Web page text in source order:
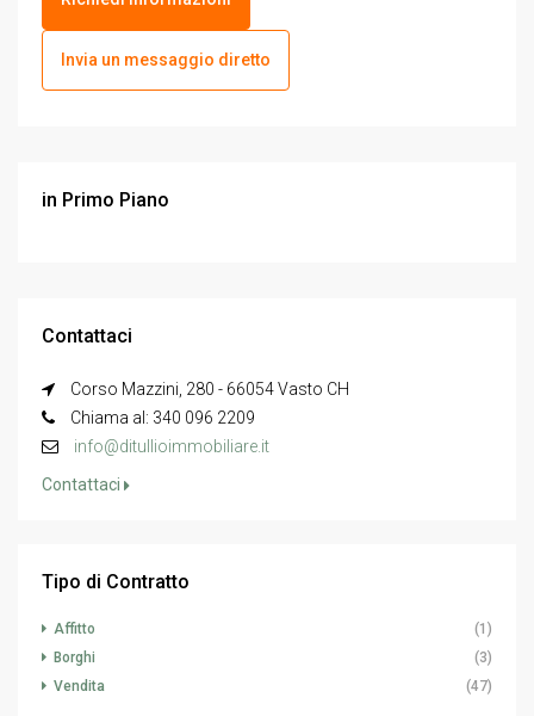
Invia un messaggio diretto
in Primo Piano
Contattaci
Corso Mazzini, 280 - 66054 Vasto CH
Chiama al: 340 096 2209
info@ditullioimmobiliare.it
Contattaci
Tipo di Contratto
Affitto
(1)
Borghi
(3)
Vendita
(47)